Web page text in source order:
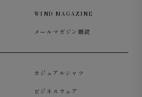
WIND MAGAZINE
メールマガジン購読
カジュアルシャツ
ビジネスウェア